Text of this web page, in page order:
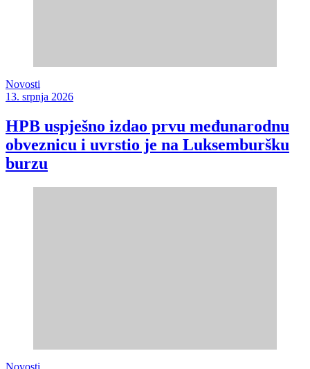
Novosti
13. srpnja 2026
HPB uspješno izdao prvu međunarodnu
obveznicu i uvrstio je na Luksemburšku
burzu
Novosti